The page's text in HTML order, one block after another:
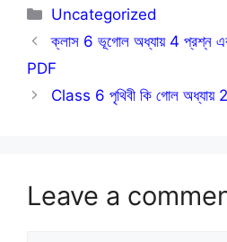
Categories
Uncategorized
ক্লাস 6 ভূগোল অধ্যায় 4 প্রশ্ন
PDF
Class 6 পৃথিবী কি গোল অধ্যায়
Leave a